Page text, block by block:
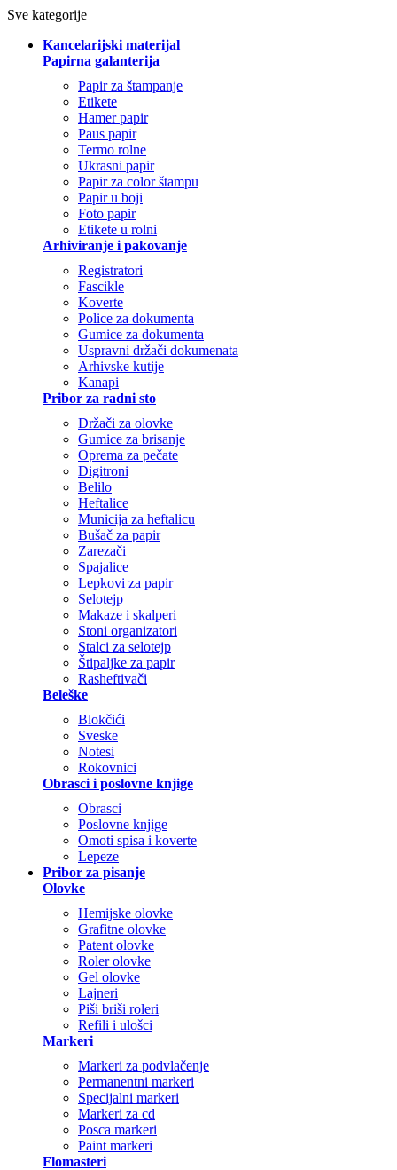
Sve kategorije
Kancelarijski materijal
Papirna galanterija
Papir za štampanje
Etikete
Hamer papir
Paus papir
Termo rolne
Ukrasni papir
Papir za color štampu
Papir u boji
Foto papir
Etikete u rolni
Arhiviranje i pakovanje
Registratori
Fascikle
Koverte
Police za dokumenta
Gumice za dokumenta
Uspravni držači dokumenata
Arhivske kutije
Kanapi
Pribor za radni sto
Držači za olovke
Gumice za brisanje
Oprema za pečate
Digitroni
Belilo
Heftalice
Municija za heftalicu
Bušač za papir
Zarezači
Spajalice
Lepkovi za papir
Selotejp
Makaze i skalperi
Stoni organizatori
Stalci za selotejp
Štipaljke za papir
Rasheftivači
Beleške
Blokčići
Sveske
Notesi
Rokovnici
Obrasci i poslovne knjige
Obrasci
Poslovne knjige
Omoti spisa i koverte
Lepeze
Pribor za pisanje
Olovke
Hemijske olovke
Grafitne olovke
Patent olovke
Roler olovke
Gel olovke
Lajneri
Piši briši roleri
Refili i ulošci
Markeri
Markeri za podvlačenje
Permanentni markeri
Specijalni markeri
Markeri za cd
Posca markeri
Paint markeri
Flomasteri